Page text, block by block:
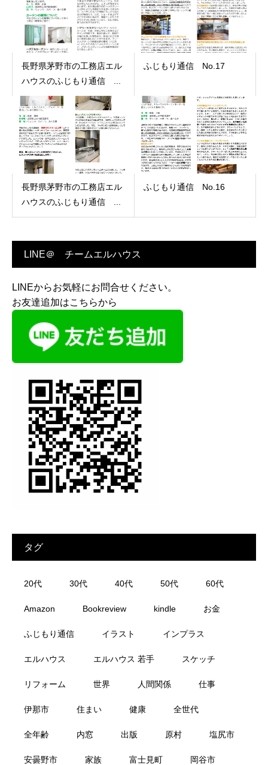
長野県茅野市の工務店エル
ハウスのふじもり通信 ...
ふじもり通信 No.17
長野県茅野市の工務店エル
ハウスのふじもり通信 ...
ふじもり通信 No.16
LINE＠ チームエルハウス
LINEからお気軽にお問合せください。
お友達追加はこちらから
タグ
20代 30代 40代 50代 60代
Amazon Bookreview kindle お金
ふじもり通信 イラスト インプラス
エルハウス エルハウス 若手 スケッチ
リフォーム 世界 人間関係 仕事
伊那市 住まい 健康 全世代
全年齢 内窓 出版 原村 塩尻市
安曇野市 家族 富士見町 岡谷市